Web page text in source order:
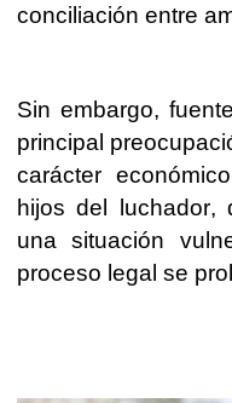
conciliación entre
Sin embargo,
principal
carácter
hijos del luchador,
una situación
proceso legal se